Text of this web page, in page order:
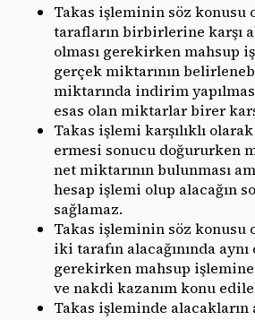
Takas işleminin söz
tarafların birbirlerine karşı
olması gerekirken mahsup
gerçek miktarının
miktarında indirim
esas olan miktarlar birer
Takas işlemi karşılıklı
ermesi sonucu doğururken
net miktarının bulunması
hesap işlemi olup alacağın
sağlamaz.
Takas işleminin söz
iki tarafın alacağınında
gerekirken mahsup
ve nakdi kazanım konu
Takas işleminde alacakların